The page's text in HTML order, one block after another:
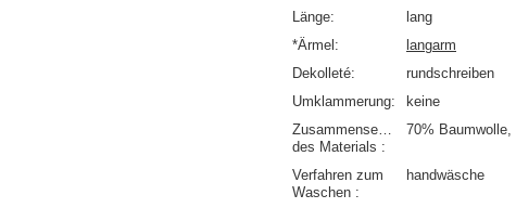
Länge
lang
*Ärmel
langarm
Dekolleté
rundschreiben
Umklammerung
keine
Zusammensetzung
des Materials
70% Baumwolle
Verfahren zum
Waschen
handwäsche